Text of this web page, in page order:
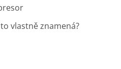
vlastně znamená?